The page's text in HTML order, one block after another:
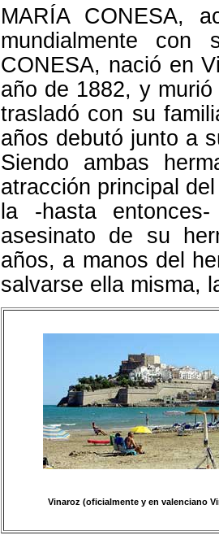
MARÍA CONESA,
mundialmente
CONESA, nació en
año de 1882, y
trasladó con su
años debutó junto a
Siendo ambas
atracción principal
la -hasta
asesinato de su
años, a manos del
salvarse ella misma,
Vinaroz (oficialmente y en valenciano